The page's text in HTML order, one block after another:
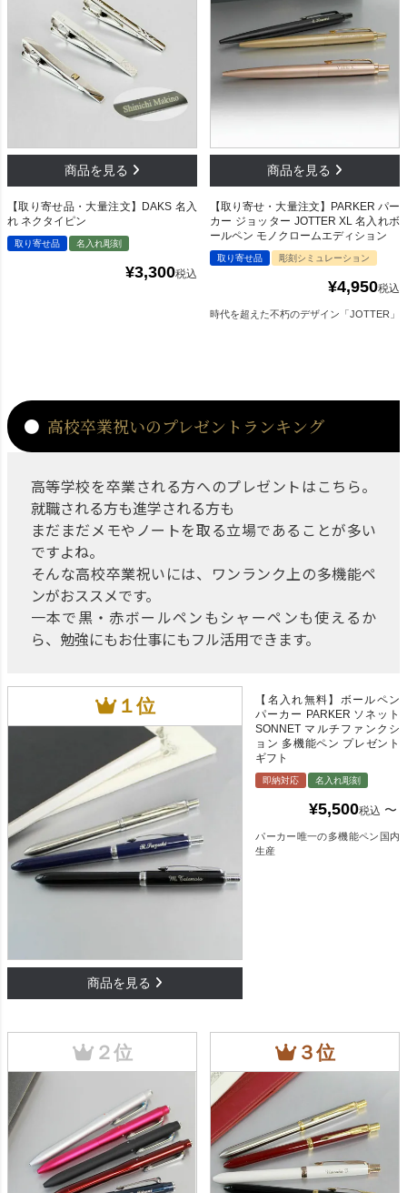
【取り寄せ品・大量注文】DAKS 名入
れ ネクタイピン
取り寄せ品 名入れ彫刻
¥3,300税込
【取り寄せ・大量注文】PARKER パー
カー ジョッター JOTTER XL 名入れボ
ールペン モノクロームエディション
取り寄せ品 彫刻シミュレーション
¥4,950税込
時代を超えた不朽のデザイン「JOTTER」
高校卒業祝いのプレゼントランキング
高等学校を卒業される方へのプレゼントはこちら。
就職される方も進学される方も
まだまだメモやノートを取る立場であることが多い
ですよね。
そんな高校卒業祝いには、ワンランク上の多機能ペ
ンがおススメです。
一本で黒・赤ボールペンもシャーペンも使えるか
ら、勉強にもお仕事にもフル活用できます。
【名入れ無料】ボールペン
パーカー PARKER ソネット
SONNET マルチファンクシ
ョン 多機能ペン プレゼント
ギフト
即納対応 名入れ彫刻
¥5,500税込 〜
パーカー唯一の多機能ペン国内
生産